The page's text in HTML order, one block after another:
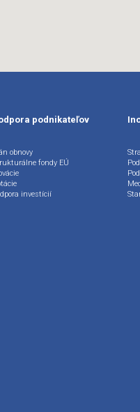
podnikateľov
obnovy
fondy EÚ
investícií